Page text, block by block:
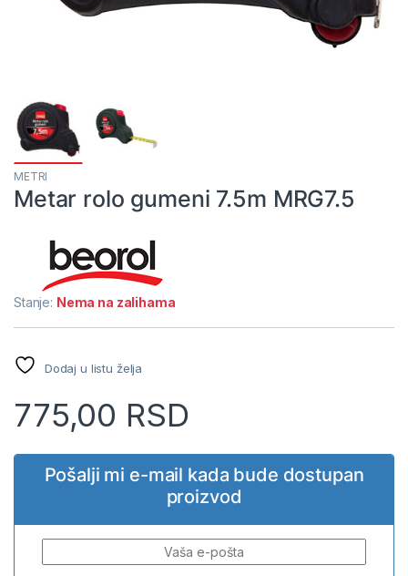
METRI
Metar rolo gumeni 7.5m MRG7.5
Stanje: Nema na zalihama
Dodaj u listu želja
775,00 RSD
Pošalji mi e-mail kada bude dostupan
proizvod